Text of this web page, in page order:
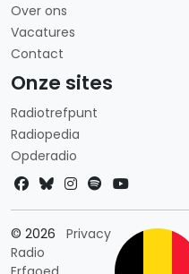
Over ons
Vacatures
Contact
Onze sites
Radiotrefpunt
Radiopedia
Opderadio
© 2026
Radio
PrivacyLandkeuze